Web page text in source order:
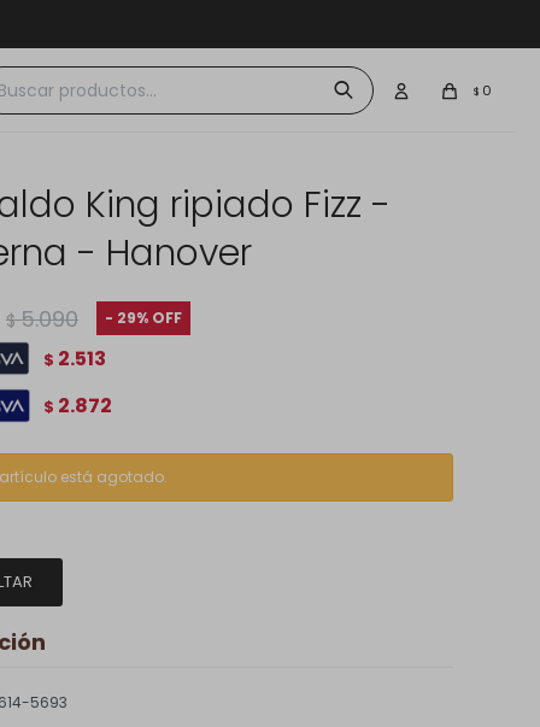
$ 0
King ripiado Fizz -
- Hanover
$ 5.090 29
$ 2.513
$ 2.872
artículo está agotado.
5693